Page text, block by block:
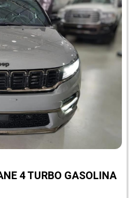
4 TURBO GASOLINA